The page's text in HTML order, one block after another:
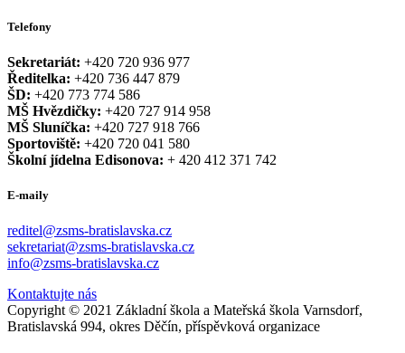
Telefony
Sekretariát: +420 720 936 977
Ředitelka: +420 736 447 879
ŠD: +420 773 774 586
MŠ Hvězdičky: +420 727 914 958
MŠ Sluníčka: +420 727 918 766
Sportoviště: +420 720 041 580
Školní jídelna Edisonova: + 420 412 371 742
E-maily
reditel@zsms-bratislavska.cz
sekretariat@zsms-bratislavska.cz
info@zsms-bratislavska.cz
Kontaktujte nás
Copyright © 2021 Základní škola a Mateřská škola Varnsdorf,
Bratislavská 994, okres Děčín, příspěvková organizace